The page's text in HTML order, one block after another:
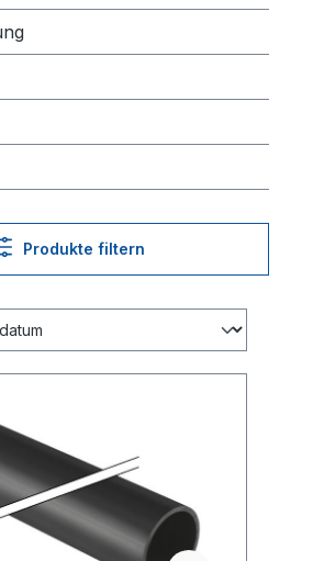
Produkte filtern